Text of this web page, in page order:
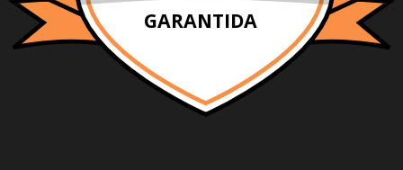
GARANTIDA